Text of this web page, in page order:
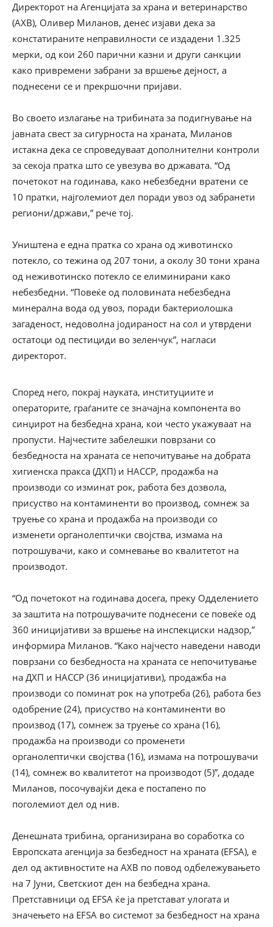
Директорот на Агенцијата за храна и ветеринарство
(АХВ), Оливер Миланов, денес изјави дека за
констатираните неправилности се издадени 1.325
мерки, од кои 260 парични казни и други санкции
како привремени забрани за вршење дејност, а
поднесени се и прекршочни пријави.
Во своето излагање на трибината за подигнување на
јавната свест за сигурноста на храната, Миланов
истакна дека се спроведуваат дополнителни контроли
за секоја пратка што се увезува во државата. “Од
почетокот на годинава, како небезбедни вратени се
10 пратки, најголемиот дел поради увоз од забранети
региони/држави,” рече тој.
Уништена е една пратка со храна од животинско
потекло, со тежина од 207 тони, а околу 30 тони храна
од неживотинско потекло се елиминирани како
небезбедни. “Повеќе од половината небезбедна
минерална вода од увоз, поради бактериолошка
загаденост, недоволна јодираност на сол и утврдени
остатоци од пестициди во зеленчук”, нагласи
директорот.
Според него, покрај науката, институциите и
операторите, граѓаните се значајна компонента во
синџирот на безбедна храна, кои често укажуваат на
пропусти. Најчестите забелешки поврзани со
безбедноста на храната се непочитување на добрата
хигиенска пракса (ДХП) и HACCP, продажба на
производи со изминат рок, работа без дозвола,
присуство на контаминенти во производ, сомнеж за
труење со храна и продажба на производи со
изменети органолептички својства, измама на
потрошувачи, како и сомневање во квалитетот на
производот.
“Од почетокот на годинава досега, преку Одделението
за заштита на потрошувачите поднесени се повеќе од
360 иницијативи за вршење на инспекциски надзор,”
информира Миланов. “Како најчесто наведени наводи
поврзани со безбедноста на храната се непочитување
на ДХП и HACCP (36 иницијативи), продажба на
производи со поминат рок на употреба (26), работа без
одобрение (24), присуство на контаминенти во
производ (17), сомнеж за труење со храна (16),
продажба на производи со променети
органолептички својства (16), измама на потрошувачи
(14), сомнеж во квалитетот на производот (5)”, додаде
Миланов, посочувајќи дека е постапено по
поголемиот дел од нив.
Денешната трибина, организирана во соработка со
Европската агенција за безбедност на храната (EFSA), е
дел од активностите на АХВ по повод одбележувањето
на 7 Јуни, Светскиот ден на безбедна храна.
Претставници од EFSA ќе ја претстават улогата и
значењето на EFSA во системот за безбедност на храна